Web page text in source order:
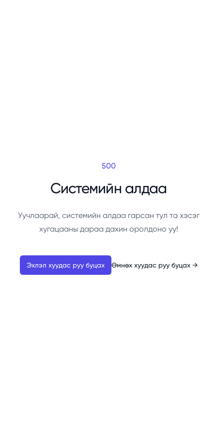
500
Системийн алдаа
Уучлаарай, системийн алдаа гарсан тул та хэсэг
хугацааны дараа дахин оролдоно уу!
Эхлэл хуудас руу буцах Өмнөх хуудас руу буцах →